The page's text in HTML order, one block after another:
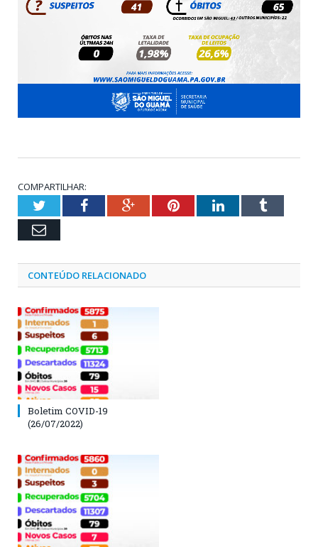
COMPARTILHAR:
TwitterFacebookGoogle+PinterestLinkedInTumblr
Email
CONTEÚDO RELACIONADO
Boletim COVID-19
(26/07/2022)